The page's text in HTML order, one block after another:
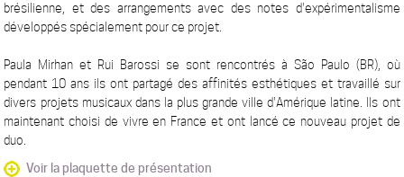
brésilienne, et des arrangements avec des notes d'expérimentalisme
développés spécialement pour ce projet.
Paula Mirhan et Rui Barossi se sont rencontrés à São Paulo (BR), où
pendant 10 ans ils ont partagé des affinités esthétiques et travaillé sur
divers projets musicaux dans la plus grande ville d'Amérique latine. Ils ont
maintenant choisi de vivre en France et ont lancé ce nouveau projet de
duo.
Voir la plaquette de présentation